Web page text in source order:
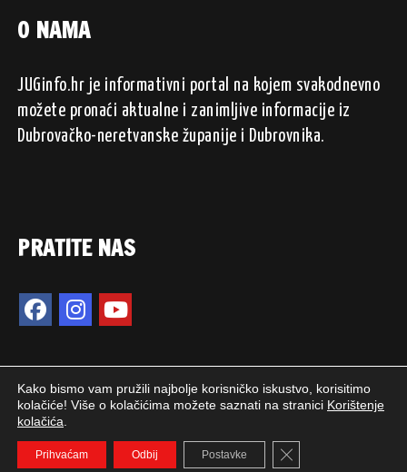
O NAMA
JUGinfo.hr je informativni portal na kojem svakodnevno
možete pronaći aktualne i zanimljive informacije iz
Dubrovačko-neretvanske županije i Dubrovnika.
PRATITE NAS
2024. © JUGinfo.hr / Sva prava pridržana.
WEB PEPERIT
Kako bismo vam pružili najbolje korisničko iskustvo, korisitimo
kolačiće! Više o kolačićima možete saznati na stranici Korištenje
kolačića
Prihvaćam Odbij Postavke Close GDPR Cookie